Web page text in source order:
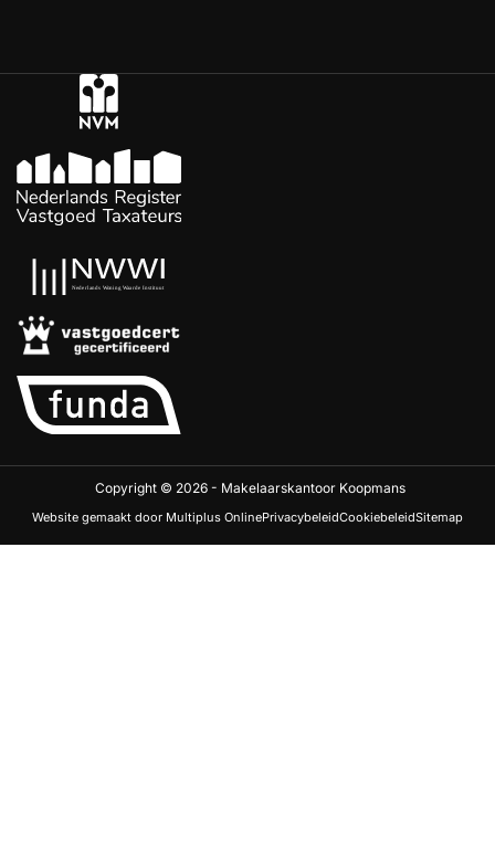
Copyright © 2026 - Makelaarskantoor Koopmans
Website gemaakt door Multiplus OnlinePrivacybeleidCookiebeleidSitemap